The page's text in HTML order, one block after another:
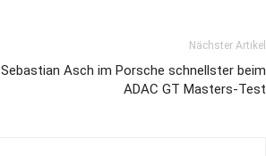
Nächster Artikel
Sebastian Asch im Porsche schnellster beim
ADAC GT Masters-Test